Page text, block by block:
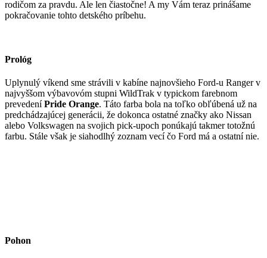
rodičom za pravdu. Ale len čiastočne! A my Vám teraz prinášame
pokračovanie tohto detského príbehu.
Prológ
Uplynulý víkend sme strávili v kabíne najnovšieho Ford-u Ranger v
najvyššom výbavovóm stupni WildTrak v typickom farebnom
prevedeníPride Orange. Táto farba bola na toľko obľúbená už na
predchádzajúcej generácii, že dokonca ostatné značky ako Nissan
alebo Volkswagen na svojich pick-upoch ponúkajú takmer totožnú
farbu. Stále však je siahodlhý zoznam vecí čo Ford má a ostatní nie.
Pohon